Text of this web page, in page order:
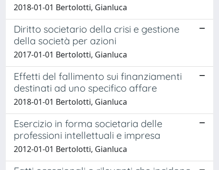
2018-01-01 Bertolotti, Gianluca
Diritto societario della crisi e gestione
della società per azioni
2017-01-01 Bertolotti, Gianluca
Effetti del fallimento sui finanziamenti
destinati ad uno specifico affare
2018-01-01 Bertolotti, Gianluca
Esercizio in forma societaria delle
professioni intellettuali e impresa
2012-01-01 Bertolotti, Gianluca